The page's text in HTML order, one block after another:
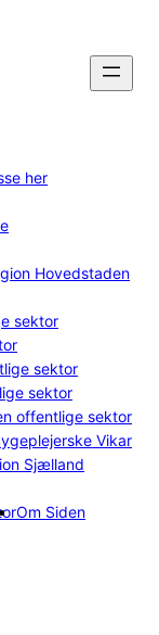
her
Hovedstaden
sektor
sektor
sektor
offentlige sektor
Vikar
Sjælland
Om Siden